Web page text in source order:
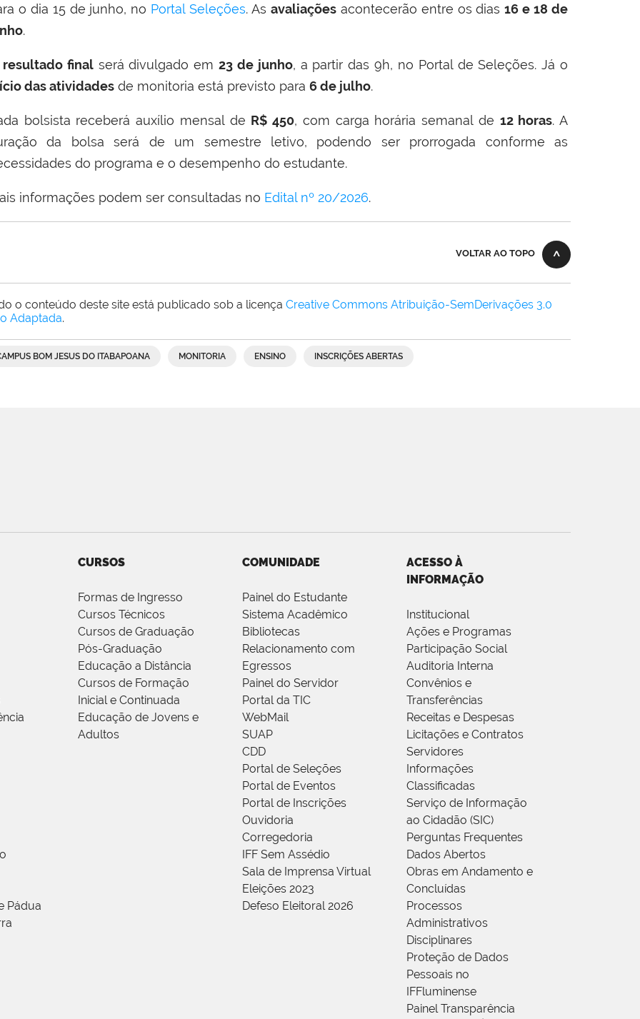
o dia 15 de junho, no Portal Seleções. As avaliaçõesacontecerão entre os dias16 e 18 de
.
resultado finalserá divulgado em23 de junho, a partir das 9h, no Portal de Seleções. Já o
das atividades de monitoria está previsto para 6 de julho.
bolsista receberá auxílio mensal de R$ 450, com carga horária semanal de 12 horas. A
da bolsa será de um semestre letivo, podendo ser prorrogada conforme as
do programa e o desempenho do estudante.
informações podem ser consultadas no Edital nº 20/2026.
VOLTAR AO TOPO
o conteúdo deste site está publicado sob a licença Creative Commons Atribuição-SemDerivações 3.0
Adaptada.
BOM JESUS DO ITABAPOANA MONITORIA ENSINO INSCRIÇÕES ABERTAS
Pádua
CURSOS
Formas de Ingresso
Cursos Técnicos
Cursos de Graduação
Pós-Graduação
Educação a Distância
Cursos de Formação
Inicial e Continuada
Educação de Jovens e
Adultos
COMUNIDADE
Painel do Estudante
Sistema Acadêmico
Bibliotecas
Relacionamento com
Egressos
Painel do Servidor
Portal da TIC
WebMail
SUAP
CDD
Portal de Seleções
Portal de Eventos
Portal de Inscrições
Ouvidoria
Corregedoria
IFF Sem Assédio
Sala de Imprensa Virtual
Eleições 2023
Defeso Eleitoral 2026
ACESSO À
INFORMAÇÃO
Institucional
Ações e Programas
Participação Social
Auditoria Interna
Convênios e
Transferências
Receitas e Despesas
Licitações e Contratos
Servidores
Informações
Classificadas
Serviço de Informação
ao Cidadão (SIC)
Perguntas Frequentes
Dados Abertos
Obras em Andamento e
Concluídas
Processos
Administrativos
Disciplinares
Proteção de Dados
Pessoais no
IFFluminense
Painel Transparência